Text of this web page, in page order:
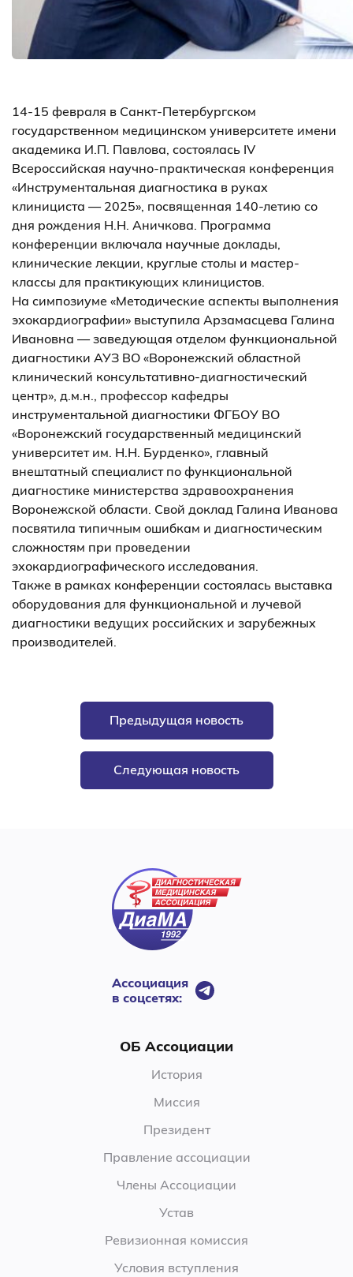
14-15 февраля в Санкт-Петербургском
государственном медицинском университете имени
академика И.П. Павлова, состоялась IV
Всероссийская научно-практическая конференция
«Инструментальная диагностика в руках
клинициста — 2025», посвященная 140-летию со
дня рождения Н.Н. Аничкова. Программа
конференции включала научные доклады,
клинические лекции, круглые столы и мастер-
классы для практикующих клиницистов.
На симпозиуме «Методические аспекты выполнения
эхокардиографии» выступила Арзамасцева Галина
Ивановна — заведующая отделом функциональной
диагностики АУЗ ВО «Воронежский областной
клинический консультативно-диагностический
центр», д.м.н., профессор кафедры
инструментальной диагностики ФГБОУ ВО
«Воронежский государственный медицинский
университет им. Н.Н. Бурденко», главный
внештатный специалист по функциональной
диагностике министерства здравоохранения
Воронежской области. Свой доклад Галина Иванова
посвятила типичным ошибкам и диагностическим
сложностям при проведении
эхокардиографического исследования.
Также в рамках конференции состоялась выставка
оборудования для функциональной и лучевой
диагностики ведущих российских и зарубежных
производителей.
Предыдущая новость
Следующая новость
Ассоциация
в соцсетях:
ОБ Ассоциации
История
Миссия
Президент
Правление ассоциации
Члены Ассоциации
Устав
Ревизионная комиссия
Условия вступления